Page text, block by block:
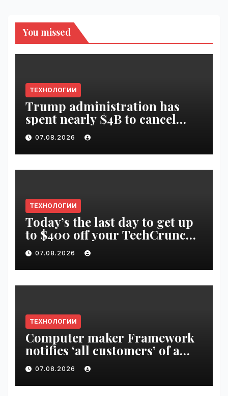
You missed
ТЕХНОЛОГИИ
Trump administration has
spent nearly $4B to cancel
offshore wind farms |
VseTime.ru
07.08.2026
ТЕХНОЛОГИИ
Today’s the last day to get up
to $400 off your TechCrunch
Disrupt 2026 ticket |
VseTime.ru
07.08.2026
ТЕХНОЛОГИИ
Computer maker Framework
notifies ‘all customers’ of a
data breach | VseTime.ru
07.08.2026